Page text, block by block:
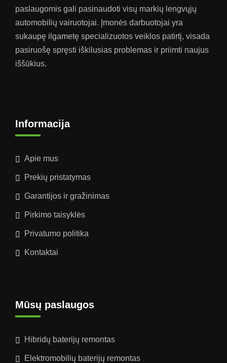
paslaugomis gali pasinaudoti visų markių lengvųjų
automobilių vairuotojai. Įmonės darbuotojai yra
sukaupę ilgametę specializuotos veiklos patirtį, visada
pasiruošę spręsti iškilusias problemas ir priimti naujus
iššūkius.
Informacija
Apie mus
Prekių pristatymas
Garantijos ir gražinimas
Pirkimo taisyklės
Privatumo politika
Kontaktai
Mūsų paslaugos
Hibridų baterijų remontas
Elektromobilių baterijų remontas